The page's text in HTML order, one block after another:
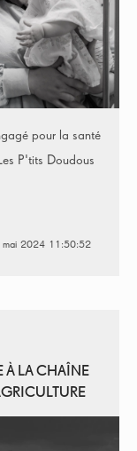
pour la santé
P'tits Doudous
2024 11:50:52
À LA CHAÎNE